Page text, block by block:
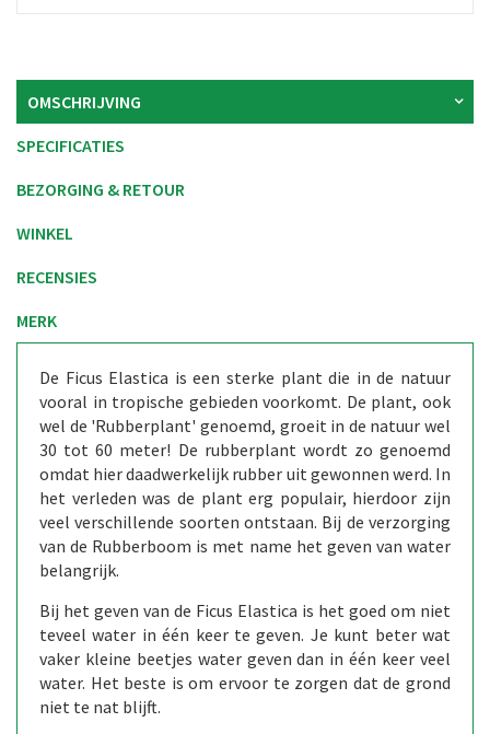
OMSCHRIJVING
SPECIFICATIES
BEZORGING & RETOUR
WINKEL
RECENSIES
MERK
De Ficus Elastica is een sterke plant die in de natuur
vooral in tropische gebieden voorkomt. De plant, ook
wel de 'Rubberplant' genoemd, groeit in de natuur wel
30 tot 60 meter! De rubberplant wordt zo genoemd
omdat hier daadwerkelijk rubber uit gewonnen werd. In
het verleden was de plant erg populair, hierdoor zijn
veel verschillende soorten ontstaan. Bij de verzorging
van de Rubberboom is met name het geven van water
belangrijk.
Bij het geven van de Ficus Elastica is het goed om niet
teveel water in één keer te geven. Je kunt beter wat
vaker kleine beetjes water geven dan in één keer veel
water. Het beste is om ervoor te zorgen dat de grond
niet te nat blijft.